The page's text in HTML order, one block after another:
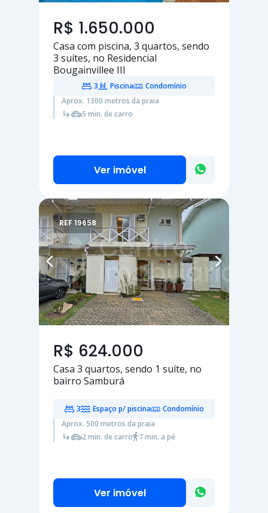
R$ 1.650.000
Casa com piscina, 3 quartos, sendo
3 suítes, no Residencial
Bougainvillee III
3 Piscina
Condomínio
Aprox. 1300 metros da praia
5 min. de carro
Ver imóvel
REF 19658
R$ 624.000
Casa 3 quartos, sendo 1 suíte, no
bairro Samburá
3 Espaço p/ piscina
Condomínio
Aprox. 500 metros da praia
2 min. de carro
7 min. a pé
Ver imóvel